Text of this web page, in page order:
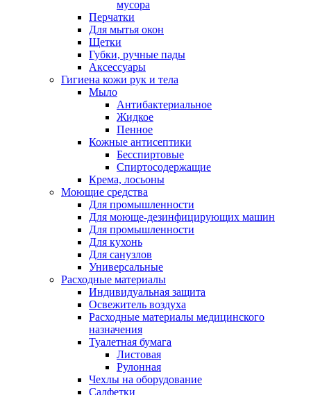
мусора
Перчатки
Для мытья окон
Щетки
Губки, ручные пады
Аксессуары
Гигиена кожи рук и тела
Мыло
Антибактериальное
Жидкое
Пенное
Кожные антисептики
Бесспиртовые
Cпиртосодержащие
Крема, лосьоны
Моющие средства
Для промышленности
Для моюще-дезинфицирующих машин
Для промышленности
Для кухонь
Для санузлов
Универсальные
Расходные материалы
Индивидуальная защита
Освежитель воздуха
Расходные материалы медицинского
назначения
Туалетная бумага
Листовая
Рулонная
Чехлы на оборудование
Салфетки